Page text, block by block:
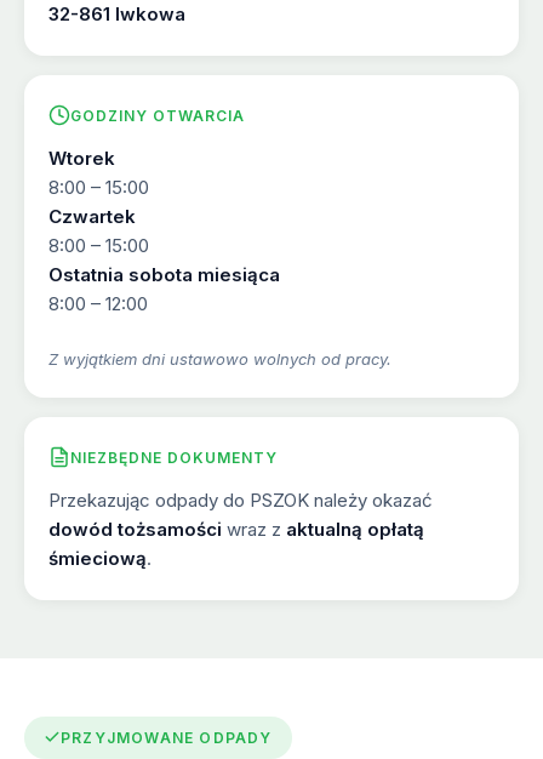
32-861 Iwkowa
GODZINY OTWARCIA
Wtorek
8:00 – 15:00
Czwartek
8:00 – 15:00
Ostatnia sobota miesiąca
8:00 – 12:00
Z wyjątkiem dni ustawowo wolnych od pracy.
NIEZBĘDNE DOKUMENTY
Przekazując odpady do PSZOK należy okazać
dowód tożsamości wraz z aktualną opłatą
śmieciową.
PRZYJMOWANE ODPADY